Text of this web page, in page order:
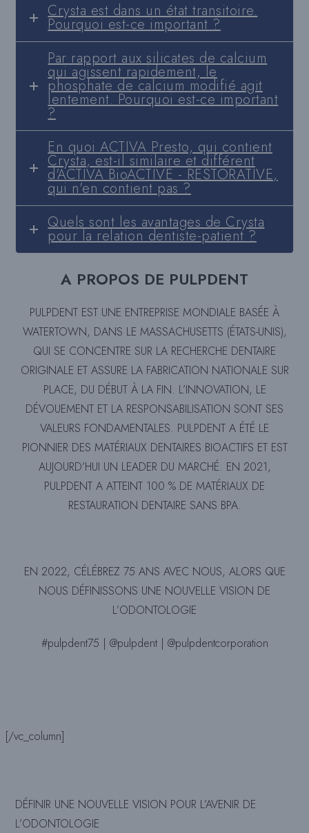
Crysta est dans un état transitoire.
Pourquoi est-ce important ?
Par rapport aux silicates de calcium
qui agissent rapidement, le
phosphate de calcium modifié agit
lentement. Pourquoi est-ce important
?
En quoi ACTIVA Presto, qui contient
Crysta, est-il similaire et différent
d'ACTIVA BioACTIVE - RESTORATIVE,
qui n'en contient pas ?
Quels sont les avantages de Crysta
pour la relation dentiste-patient ?
A PROPOS DE PULPDENT
PULPDENT EST UNE ENTREPRISE MONDIALE BASÉE À
WATERTOWN, DANS LE MASSACHUSETTS (ÉTATS-UNIS),
QUI SE CONCENTRE SUR LA RECHERCHE DENTAIRE
ORIGINALE ET ASSURE LA FABRICATION NATIONALE SUR
PLACE, DU DÉBUT À LA FIN. L’INNOVATION, LE
DÉVOUEMENT ET LA RESPONSABILISATION SONT SES
VALEURS FONDAMENTALES. PULPDENT A ÉTÉ LE
PIONNIER DES MATÉRIAUX DENTAIRES BIOACTIFS ET EST
AUJOURD’HUI UN LEADER DU MARCHÉ. EN 2021,
PULPDENT A ATTEINT 100 % DE MATÉRIAUX DE
RESTAURATION DENTAIRE SANS BPA.
EN 2022, CÉLÉBREZ 75 ANS AVEC NOUS, ALORS QUE
NOUS DÉFINISSONS UNE NOUVELLE VISION DE
L’ODONTOLOGIE
#pulpdent75 | @pulpdent | @pulpdentcorporation
[/vc_column]
DÉFINIR UNE NOUVELLE VISION POUR L’AVENIR DE
L’ODONTOLOGIE